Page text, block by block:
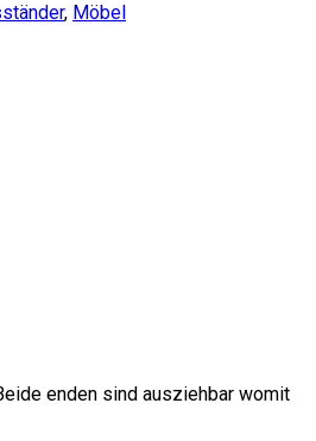
, Möbel
enden sind ausziehbar womit